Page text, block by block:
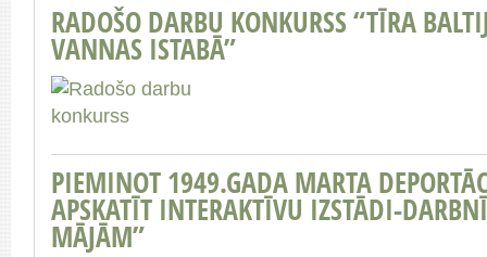
RADOŠO DARBU KONKURSS “TĪRA
VANNAS ISTABĀ”
PIEMINOT 1949.GADA MARTA
APSKATĪT INTERAKTĪVU IZSTĀDI-
MĀJĀM”